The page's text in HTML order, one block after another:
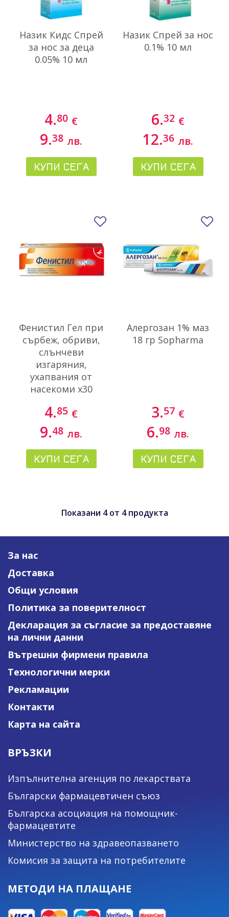
Назик Кидс Спрей
за нос за деца
0.05% 10 мл
4.80 €
9.38 лв.
КУПИ СЕГА
Назик Спрей за нос
0.1% 10 мл
6.32 €
12.36 лв.
КУПИ СЕГА
Фенистил Гел при
сърбеж, обриви,
слънчеви
изгаряния,
ухапвания от
насекоми х30
GlaxoSmithKline
4.85 €
9.48 лв.
КУПИ СЕГА
Алергозан 1% маз
18 гр Sopharma
3.57 €
6.98 лв.
КУПИ СЕГА
Показани 4от 4продукта
За нас
Доставка
Общи условия
Политика за поверителност
Декларация за съгласие за предоставяне
на лични данни
Вътрешни фирмени правила
Технологични мерки
Рекламации
Контакти
Карта на сайта
ВРЪЗКИ
Изпълнителна агенция по лекарствата
Български фармацевтичен съюз
Българска асоциация на помощник-
фармацевтите
Министерство на здравеопазването
Комисия за защита на потребителите
МЕТОДИ НА ПЛАЩАНЕ